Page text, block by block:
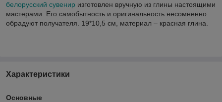
белорусский сувенир изготовлен вручную из глины настоящими
мастерами. Его самобытность и оригинальность несомненно
обрадуют получателя. 19*10,5 см, материал – красная глина.
Характеристики
Основные